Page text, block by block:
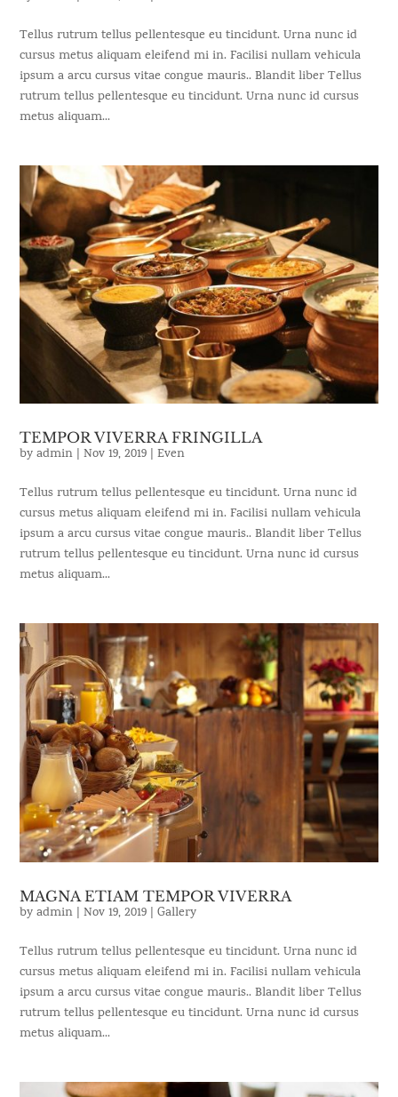
Tellus rutrum tellus pellentesque eu tincidunt. Urna nunc id
cursus metus aliquam eleifend mi in. Facilisi nullam vehicula
ipsum a arcu cursus vitae congue mauris.. Blandit liber Tellus
rutrum tellus pellentesque eu tincidunt. Urna nunc id cursus
metus aliquam...
TEMPOR VIVERRA FRINGILLA
byadmin |Nov 19, 2019 |Even
Tellus rutrum tellus pellentesque eu tincidunt. Urna nunc id
cursus metus aliquam eleifend mi in. Facilisi nullam vehicula
ipsum a arcu cursus vitae congue mauris.. Blandit liber Tellus
rutrum tellus pellentesque eu tincidunt. Urna nunc id cursus
metus aliquam...
MAGNA ETIAM TEMPOR VIVERRA
byadmin |Nov 19, 2019 |Gallery
Tellus rutrum tellus pellentesque eu tincidunt. Urna nunc id
cursus metus aliquam eleifend mi in. Facilisi nullam vehicula
ipsum a arcu cursus vitae congue mauris.. Blandit liber Tellus
rutrum tellus pellentesque eu tincidunt. Urna nunc id cursus
metus aliquam...